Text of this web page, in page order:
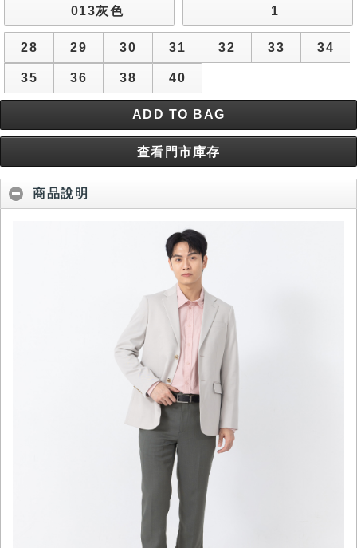
013灰色 1
28 29 30 31 32 33 34
35 36 38 40
ADD TO BAG
查看門市庫存
商品說明